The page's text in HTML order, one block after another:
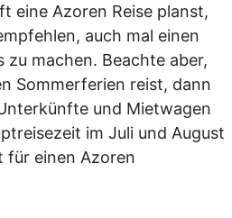
eine Azoren Reise planst,
auch mal einen
zu machen. Beachte aber,
Sommerferien reist, dann
und Mietwagen
im Juli und August
für einen Azoren